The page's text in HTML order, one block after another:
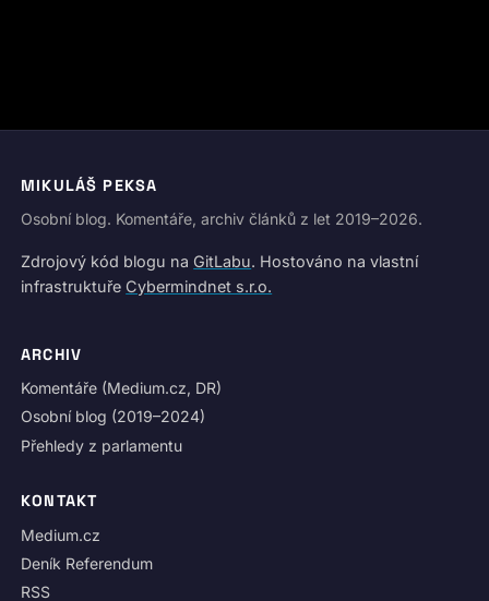
MIKULÁŠ PEKSA
Osobní blog. Komentáře, archiv článků z let 2019–2026.
Zdrojový kód blogu na GitLabu. Hostováno na vlastní
infrastruktuře Cybermindnet s.r.o.
ARCHIV
Komentáře (Medium.cz, DR)
Osobní blog (2019–2024)
Přehledy z parlamentu
KONTAKT
Medium.cz
Deník Referendum
RSS